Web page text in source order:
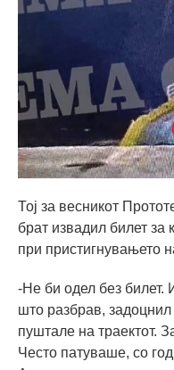
Тој за весникот
брат извадил билет
при пристигнувањето
-Не би одел без
што разбрав,
пуштале на траектот.
Често патуваше, со